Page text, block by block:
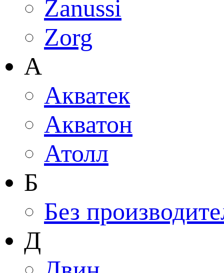
Zanussi
Zorg
А
Акватек
Акватон
Атолл
Б
Без
Д